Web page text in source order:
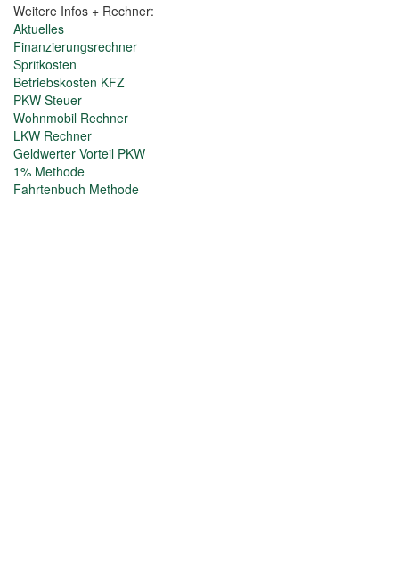
Weitere Infos + Rechner:
Aktuelles
Finanzierungsrechner
Spritkosten
Betriebskosten KFZ
PKW Steuer
Wohnmobil Rechner
LKW Rechner
Geldwerter Vorteil PKW
1% Methode
Fahrtenbuch Methode